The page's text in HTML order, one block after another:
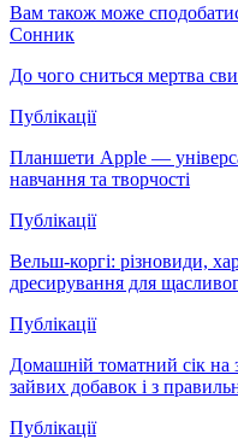
Вам також може
Сонник
До чого сниться мертва
Публікації
Планшети Apple —
навчання та творчості
Публікації
Вельш-коргі: різновиди,
дресирування для
Публікації
Домашній томатний сік на
зайвих добавок і з
Публікації